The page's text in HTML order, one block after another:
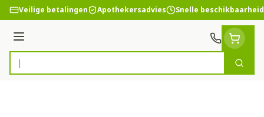
Ga naar de inhoud
Veilige betalingen Apothekersadvies Snelle beschikbaarheid
Menu
Product, merk, categorie...
Zoek